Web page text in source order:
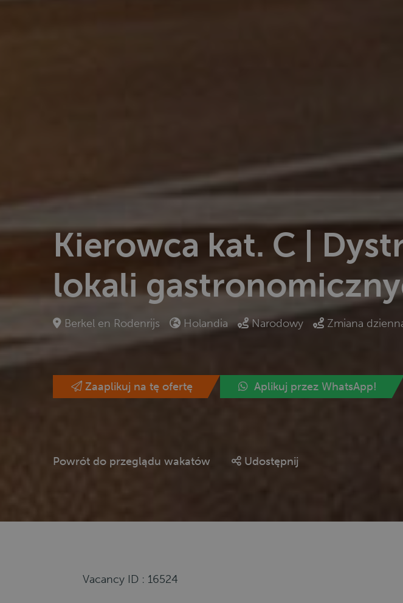
Kierowca kat. C |
lokali
Berkel en Rodenrijs Holandia Narodowy Zmiana
Zaaplikuj na tę ofertę Aplikuj przez WhatsApp!
Powrót do przeglądu wakatów Udostępnij
Vacancy ID : 16524